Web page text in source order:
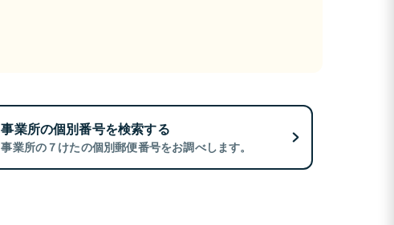
事業所の個別番号を検索する
事業所の７けたの個別郵便番号をお調べします。